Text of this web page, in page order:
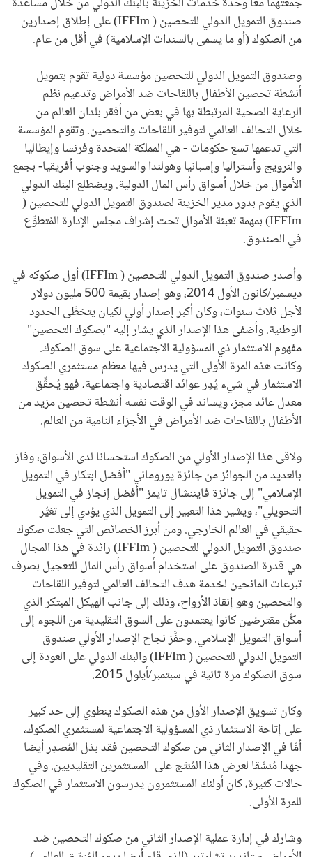
صندوق التمويل الدولي للتحصين (IFFIm) على إطلاق إصدارين
من الصكوك (أو ما يسمى بالسندات الإسلامية) في أقل من عام.
وصندوق التمويل الدولي للتحصين مؤسسة دولية تقوم بتمويل
أنشطة تحصين الأطفال باللقاحات ضد الأمراض وتدعيم نظم
الرعاية الصحية المرتبطة بها في بعض من أفقر بلدان العالم من
خلال التحالف العالمي لتوفير اللقاحات والتحصين. وتقوم المؤسسة
التي تدعمها تسع حكومات - هي المملكة المتحدة وفرنسا وإيطاليا
والنرويج وأستراليا وإسبانيا وهولندا والسويد وجنوب أفريقيا- بجمع
الأموال من خلال أسواق رأس المال الدولية. ويضطلع البنك الدولي
الذي يقوم بدور مدير الخزينة لصندوق التمويل الدولي للتحصين (
IFFIm) بمهمة تعبئة الأموال تحت إشراف مجلس الإدارة المُتطوِّع
في الصندوق.
وأصدر صندوق التمويل الدولي للتحصين (IFFIm) أول صكوكه في
ديسمبر/كانون الأول 2014، وهو إصدار بقيمة 500 مليون دولار
لأجل ثلاث سنوات، وكان أكبر إصدار أولي لكيان يتخطَّى الحدود
الوطنية. وأضفى هذا الإصدار الذي يشار إليه "بصكوك التحصين"
مفهوم الاستثمار ذي المسؤولية الاجتماعية على سوق الصكوك.
وكانت هذه المرة الأولى التي يدرس فيها معظم مستثمري الصكوك
الاستثمار في شيء يُدِر عوائد اقتصادية واجتماعية، فهو يُحقِّق
معدل عائد مجز، ويساند في الوقت نفسه أنشطة تحصين مزيد من
الأطفال باللقاحات ضد الأمراض في الأجزاء النامية من العالم.
ولاقى هذا الإصدار الأولي من الصكوك استحسانا لدى الأسواق، وفاز
بالعديد من الجوائز من جائزة يوروماني "أفضل ابتكار في التمويل
الإسلامي" إلى جائزة فايننشال تايمز "أفضل إنجاز في التمويل
التحويلي"، ويشير هذا التعبير إلى التمويل الذي يؤدي إلى تغيُّر
حقيقي في العالم الخارجي. ومن أبرز الخصائص التي جعلت صكوك
صندوق التمويل الدولي للتحصين (IFFIm) رائدة في هذا المجال
هي قدرة الصندوق على استخدام أسواق رأس المال للتعجيل بصرف
تبرعات المانحين لخدمة هدف التحالف العالمي لتوفير اللقاحات
والتحصين وهو إنقاذ الأرواح، وذلك إلى جانب الهيكل المبتكر الذي
مكَّن مقترضين كانوا يعتمدون على السوق التقليدية من اللجوء إلى
أسواق التمويل الإسلامي. وحفَّز نجاح الإصدار الأولي صندوق
التمويل الدولي للتحصين (IFFIm) والبنك الدولي على العودة إلى
سوق الصكوك مرة ثانية في سبتمبر/أيلول 2015.
وكان تسويق الإصدار الأول من هذه الصكوك ينطوي إلى حد كبير
على إتاحة الاستثمار ذي المسؤولية الاجتماعية لمستثمري الصكوك،
أمَّا في الإصدار الثاني من صكوك التحصين فقد بذل المُصدِر أيضا
جهدا مُنسَّقا لعرض هذا المُنتَج على المستثمرين التقليديين. وفي
حالات كثيرة، كان أولئك المستثمرون يدرسون الاستثمار في الصكوك
للمرة الأولى.
وشارك في إدارة عملية الإصدار الثاني من صكوك التحصين ضد